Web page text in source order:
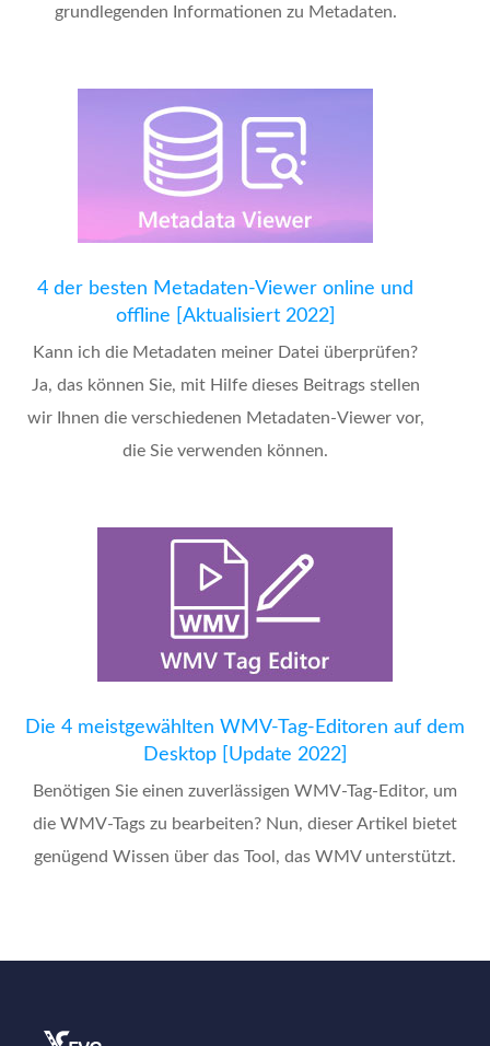
grundlegenden Informationen zu Metadaten.
4 der besten Metadaten-Viewer online und
offline [Aktualisiert 2022]
Kann ich die Metadaten meiner Datei überprüfen?
Ja, das können Sie, mit Hilfe dieses Beitrags stellen
wir Ihnen die verschiedenen Metadaten-Viewer vor,
die Sie verwenden können.
Die 4 meistgewählten WMV-Tag-Editoren auf dem
Desktop [Update 2022]
Benötigen Sie einen zuverlässigen WMV-Tag-Editor, um
die WMV-Tags zu bearbeiten? Nun, dieser Artikel bietet
genügend Wissen über das Tool, das WMV unterstützt.